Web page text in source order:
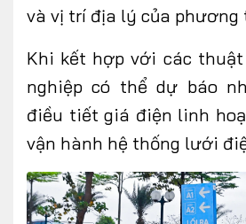
và vị trí địa lý của phương
Khi kết hợp với các thuật
nghiệp có thể dự báo
điều tiết giá điện linh
vận hành hệ thống lưới